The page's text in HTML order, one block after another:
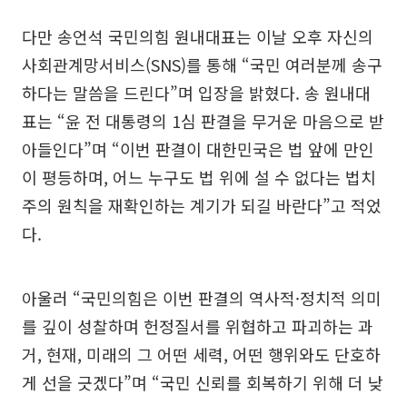
다만 송언석 국민의힘 원내대표는 이날 오후 자신의
사회관계망서비스(SNS)를 통해 “국민 여러분께 송구
하다는 말씀을 드린다”며 입장을 밝혔다. 송 원내대
표는 “윤 전 대통령의 1심 판결을 무거운 마음으로 받
아들인다”며 “이번 판결이 대한민국은 법 앞에 만인
이 평등하며, 어느 누구도 법 위에 설 수 없다는 법치
주의 원칙을 재확인하는 계기가 되길 바란다”고 적었
다.
아울러 “국민의힘은 이번 판결의 역사적·정치적 의미
를 깊이 성찰하며 헌정질서를 위협하고 파괴하는 과
거, 현재, 미래의 그 어떤 세력, 어떤 행위와도 단호하
게 선을 긋겠다”며 “국민 신뢰를 회복하기 위해 더 낮